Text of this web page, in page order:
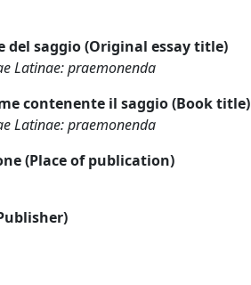
del saggio (Original essay title)
Latinae: praemonenda
contenente il saggio (Book title)
Latinae: praemonenda
(Place of publication)